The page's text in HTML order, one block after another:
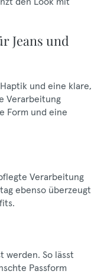
Jeans und
und eine klare,
Verarbeitung
Form und eine
Verarbeitung
ebenso überzeugt
werden. So lässt
Passform